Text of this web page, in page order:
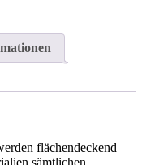
flächendeckend
sämtlichen